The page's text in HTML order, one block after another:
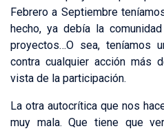
Febrero a Septiembre
hecho, ya debía la
proyectos…O sea, teníamos
contra cualquier acción más
vista de la participación.
La otra autocrítica que nos
muy mala. Que tiene que